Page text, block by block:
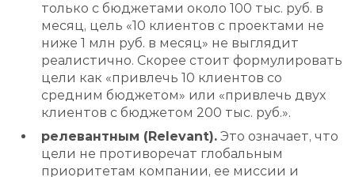
только с бюджетами около 100 тыс. руб. в
месяц, цель «10 клиентов с проектами не
ниже 1 млн руб. в месяц» не выглядит
реалистично. Скорее стоит формулировать
цели как «привлечь 10 клиентов со
средним бюджетом» или «привлечь двух
клиентов с бюджетом 200 тыс. руб.».
релевантным (Relevant). Это означает, что
цели не противоречат глобальным
приоритетам компании, ее миссии и